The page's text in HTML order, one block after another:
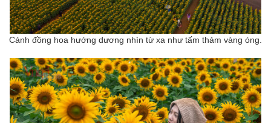
Cánh đồng hoa hướng dương nhìn từ xa như tấm thảm vàng óng.